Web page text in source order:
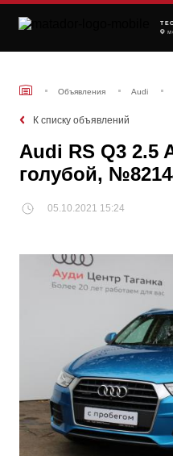
Объявления Audi
К списку объявлений
Audi RS Q3 2.5
голубой,
05.10.2021 15:24